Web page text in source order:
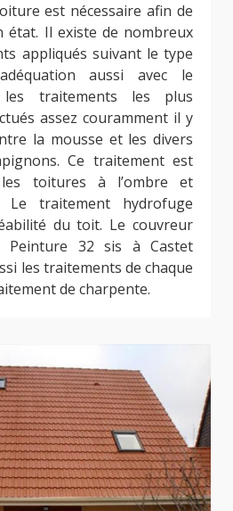
est nécessaire afin de
état. Il existe de nombreux
appliqués suivant le type
aussi avec le
les traitements les plus
assez couramment il y
la mousse et les divers
Ce traitement est
toitures à l’ombre et
Le traitement hydrofuge
du toit. Le couvreur
Peinture 32 sis à Castet
les traitements de chaque
de charpente.